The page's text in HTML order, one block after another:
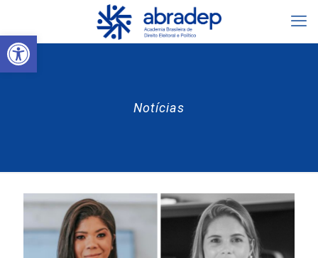
Abrir a barra de ferramentas
Notícias